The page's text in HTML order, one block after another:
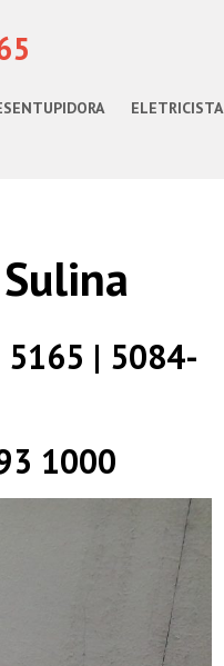
ELETRICISTA
| 5084-
1000